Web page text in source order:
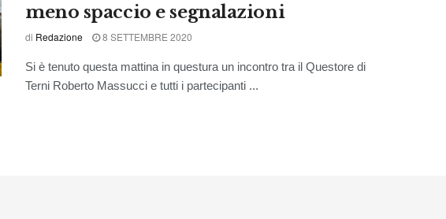
meno spaccio e segnalazioni
di Redazione 8 SETTEMBRE 2020
Si è tenuto questa mattina in questura un incontro tra il Questore di
Terni Roberto Massucci e tutti i partecipanti ...